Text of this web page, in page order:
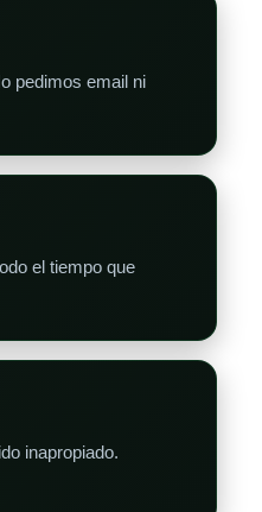
pedimos email ni
el tiempo que
inapropiado.